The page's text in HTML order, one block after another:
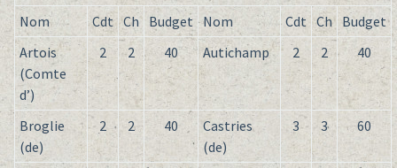
Nom Cdt Ch Budget Nom Cdt Ch
Budget
Artois
(Comte
d’)
2 2 40 Autichamp 2 2 40
Broglie
(de)
2 2 40
Castries
(de)
3 3 60